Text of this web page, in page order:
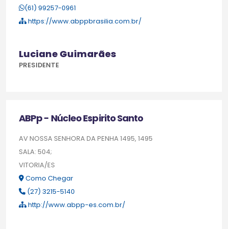
(61) 99257-0961
https://www.abppbrasilia.com.br/
Luciane Guimarães
PRESIDENTE
ABPp - Núcleo Espirito Santo
AV NOSSA SENHORA DA PENHA 1495, 1495
SALA: 504;
VITORIA/ES
Como Chegar
(27) 3215-5140
http://www.abpp-es.com.br/